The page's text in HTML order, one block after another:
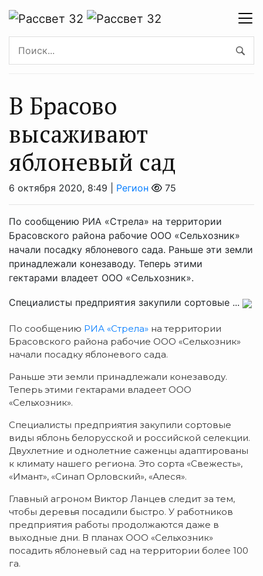
В Брасово
высаживают
яблоневый сад
6 октября 2020, 8:49 | Регион 75
По сообщению РИА «Стрела» на территории
Брасовского района рабочие ООО «Сельхозник»
начали посадку яблоневого сада. Раньше эти земли
принадлежали конезаводу. Теперь этими
гектарами владеет ООО «Сельхозник».
Специалисты предприятия закупили сортовые ...
По сообщению РИА «Стрела» на территории
Брасовского района рабочие ООО «Сельхозник»
начали посадку яблоневого сада.
Раньше эти земли принадлежали конезаводу.
Теперь этими гектарами владеет ООО
«Сельхозник».
Специалисты предприятия закупили сортовые
виды яблонь белорусской и российской селекции.
Двухлетние и однолетние саженцы адаптированы
к климату нашего региона. Это сорта «Свежесть»,
«Имант», «Синап Орловский», «Алеся».
Главный агроном Виктор Ланцев следит за тем,
чтобы деревья посадили быстро. У работников
предприятия работы продолжаются даже в
выходные дни. В планах ООО «Сельхозник»
посадить яблоневый сад на территории более 100
га.